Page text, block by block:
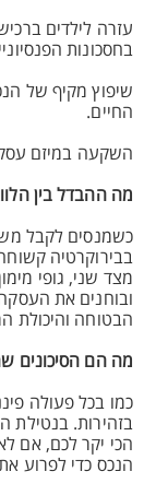
עזרה לילדים
בחסכונות
שיפוץ מקיף של
החיים.
השקעה במיזם
מה ההבדל בין
כשמנסים לקבל
בבירוקרטיה
מצד שני, גופי
ובוחנים את
הבטוחה והיכולת
מה הם הסיכונים
כמו בכל פעולה
בזהירות. בנטילת
הכי יקר לכם, אם
הנכס כדי לפרוע